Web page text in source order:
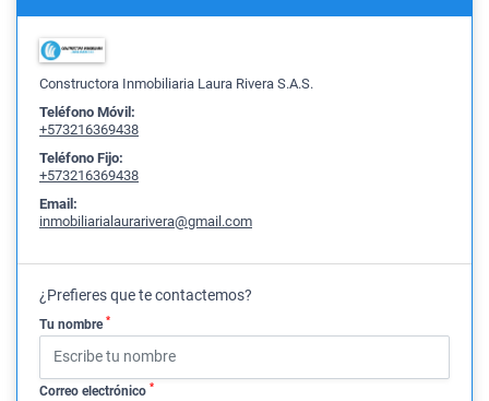
Constructora Inmobiliaria Laura Rivera S.A.S.
Teléfono Móvil:
+573216369438
Teléfono Fijo:
+573216369438
Email:
inmobiliarialaurarivera@gmail.com
¿Prefieres que te contactemos?
Tu nombre *
Correo electrónico *